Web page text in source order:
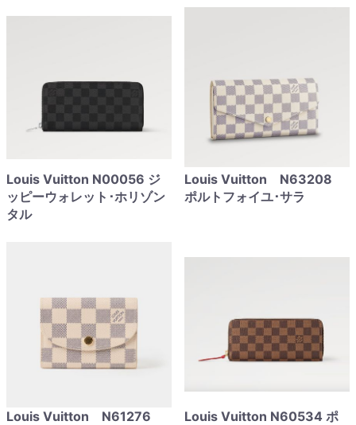
Louis Vuitton N00056 ジ
ッピーウォレット･ホリゾン
タル
Louis Vuitton N63208
ポルトフォイユ･サラ
Louis Vuitton N61276
Louis Vuitton N60534 ポ